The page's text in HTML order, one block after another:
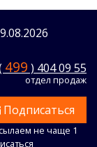
499 ) 404 09 55
отдел продаж
Подписаться
не чаще 1